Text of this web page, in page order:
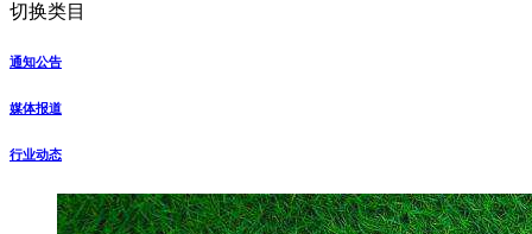
切换类目
通知公告
媒体报道
行业动态